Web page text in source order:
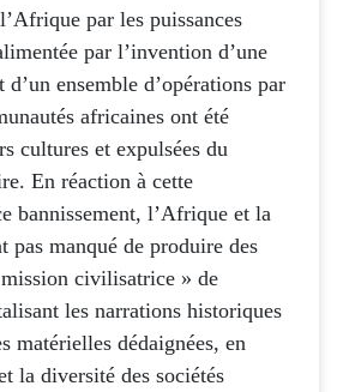
par les puissances
par l’invention d’une
ensemble d’opérations par
africaines ont été
cultures et expulsées du
En réaction à cette
bannissement, l’Afrique et la
pas manqué de produire des
civilisatrice » de
les narrations historiques
matérielles dédaignées, en
la diversité des sociétés